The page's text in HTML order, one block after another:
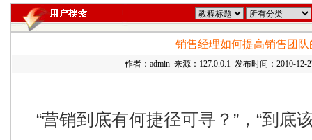
销售经理如何提高销售团队
作者：admin 来源：127.0.0.1 发布时间：2010-12-
“营销到底有何捷径可寻？”，“到底